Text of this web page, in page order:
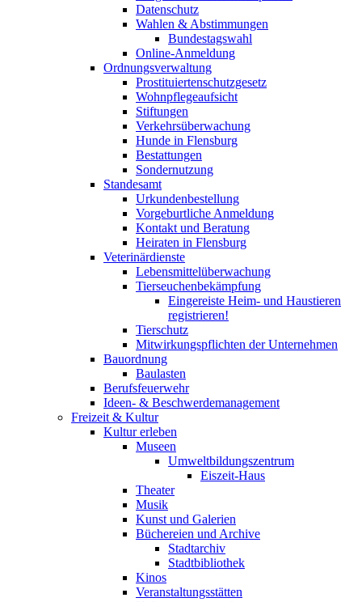
Datenschutz
Wahlen & Abstimmungen
Bundestagswahl
Online-Anmeldung
Ordnungsverwaltung
Prostituiertenschutzgesetz
Wohnpflegeaufsicht
Stiftungen
Verkehrsüberwachung
Hunde in Flensburg
Bestattungen
Sondernutzung
Standesamt
Urkundenbestellung
Vorgeburtliche Anmeldung
Kontakt und Beratung
Heiraten in Flensburg
Veterinärdienste
Lebensmittelüberwachung
Tierseuchenbekämpfung
Eingereiste Heim- und Haustieren
registrieren!
Tierschutz
Mitwirkungspflichten der Unternehmen
Bauordnung
Baulasten
Berufsfeuerwehr
Ideen- & Beschwerdemanagement
Freizeit & Kultur
Kultur erleben
Museen
Umweltbildungszentrum
Eiszeit-Haus
Theater
Musik
Kunst und Galerien
Büchereien und Archive
Stadtarchiv
Stadtbibliothek
Kinos
Veranstaltungsstätten